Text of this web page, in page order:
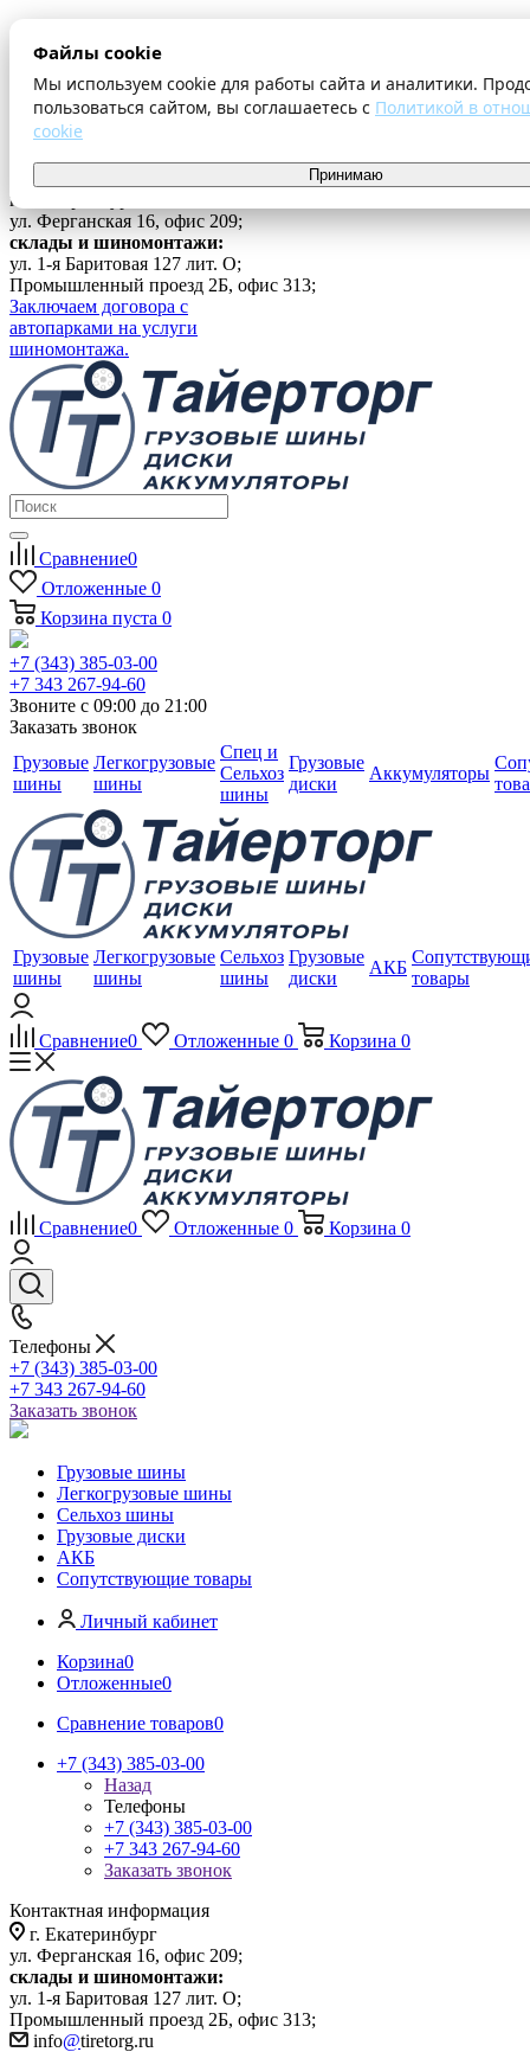
Файлы cookie
Мы используем cookie для работы сайта и аналитики.
пользоваться сайтом, вы соглашаетесь с Политикой в
cookie
Принимаю
Оплата и доставка
Шиномонтаж
Контакты
...
г. Екатеринбург
ул. Ферганская 16, офис 209;
склады и шиномонтажи:
ул. 1-я Баритовая 127 лит. О;
Промышленный проезд 2Б, офис 313;
Заключаем договора с
автопарками на услуги
шиномонтажа.
Сравнение0
Отложенные 0
Корзина пуста 0
+7 (343) 385-03-00
+7 343 267-94-60
Звоните с 09:00 до 21:00
Заказать звонок
Грузовые
шины
Легкогрузовые
шины
Спец и
Сельхоз
шины
Грузовые
диски
Аккумуляторы
Грузовые
шины
Легкогрузовые
шины
Сельхоз
шины
Грузовые
диски
АКБ
товары
Сравнение0 Отложенные 0 Корзина 0
Сравнение0 Отложенные 0 Корзина 0
Телефоны
+7 (343) 385-03-00
+7 343 267-94-60
Заказать звонок
Грузовые шины
Легкогрузовые шины
Сельхоз шины
Грузовые диски
АКБ
Сопутствующие товары
Личный кабинет
Корзина0
Отложенные0
Сравнение товаров0
+7 (343) 385-03-00
Назад
Телефоны
+7 (343) 385-03-00
+7 343 267-94-60
Заказать звонок
Контактная информация
г. Екатеринбург
ул. Ферганская 16, офис 209;
склады и шиномонтажи:
ул. 1-я Баритовая 127 лит. О;
Промышленный проезд 2Б, офис 313;
info@tiretorg.ru